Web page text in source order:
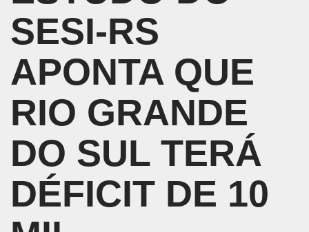
SESI-RS
APONTA QUE
RIO GRANDE
DO SUL TERÁ
DÉFICIT DE 10